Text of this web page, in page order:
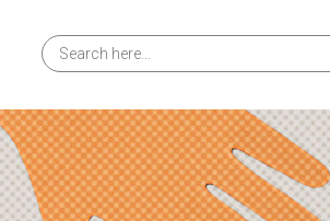
Search
for: